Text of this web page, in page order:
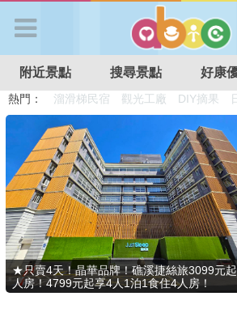
APP登入
首 頁
搜尋景點
好康優惠
最新消息
附近景點 搜尋景點 好康
熱門： 溜滑梯民宿 觀光工廠 DIY摘果
特色遊戲場
親子住房優惠 台北親子餐廳
★只賣4天！晶華品牌！礁溪捷絲旅3099元
人房！4799元起享4人1泊1食住4人房！